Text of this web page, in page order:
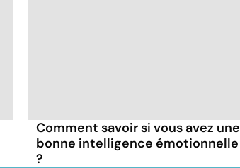
Comment savoir si vous avez une
bonne intelligence émotionnelle
?